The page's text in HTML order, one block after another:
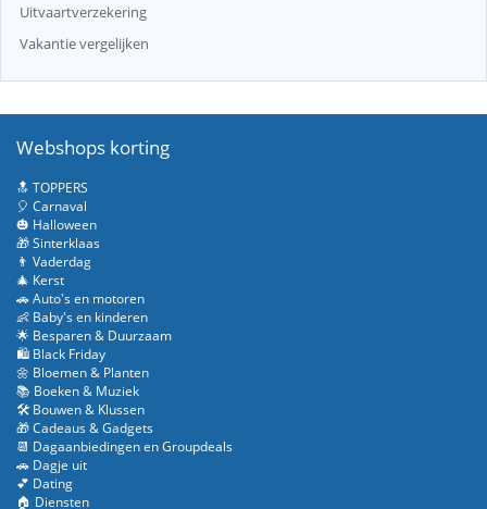
Uitvaartverzekering
Vakantie vergelijken
Webshops korting
🔝 TOPPERS
🎈 Carnaval
🎃 Halloween
🎁 Sinterklaas
👨 Vaderdag
🎄 Kerst
🚗 Auto's en motoren
👶 Baby's en kinderen
🌟 Besparen & Duurzaam
🛍️ Black Friday
🌼 Bloemen & Planten
📚 Boeken & Muziek
🛠️ Bouwen & Klussen
🎁 Cadeaus & Gadgets
📆 Dagaanbiedingen en Groupdeals
🚗 Dagje uit
💕 Dating
🏠 Diensten